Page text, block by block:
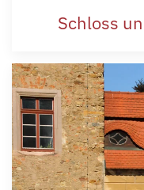
Schloss